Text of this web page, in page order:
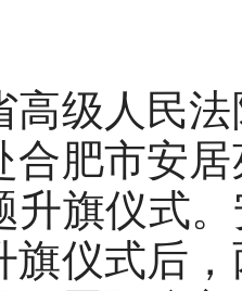
人民法
合肥市安
升旗仪式
旗仪式后